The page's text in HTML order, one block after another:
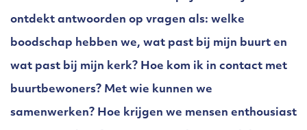
ontdekt antwoorden op vragen als: welke
boodschap hebben we, wat past bij mijn buurt en
wat past bij mijn kerk? Hoe kom ik in contact met
buurtbewoners? Met wie kunnen we
samenwerken? Hoe krijgen we mensen enthousiast